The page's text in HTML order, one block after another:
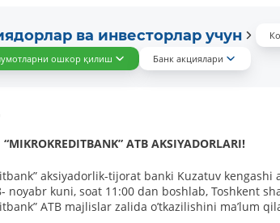
ва инвесторлар учун
ошкор қилиш
Банк акциялари
АTB АKSIYADORLАRI!
aksiyadorlik-tijorat banki Kuzatuv
noyabr kuni, soat 11:00 dan boshlab, Toshkent
АTB majlislar zalida oʼtkazilishini maʼlum